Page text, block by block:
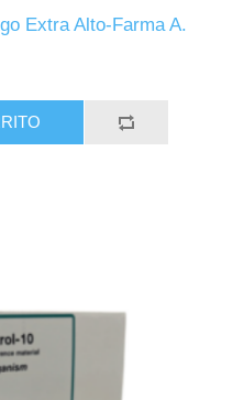
Extra Alto-Farma A.